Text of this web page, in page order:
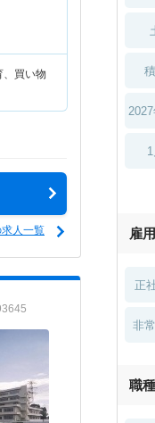
、買い物
人一覧 雇
正
非
職